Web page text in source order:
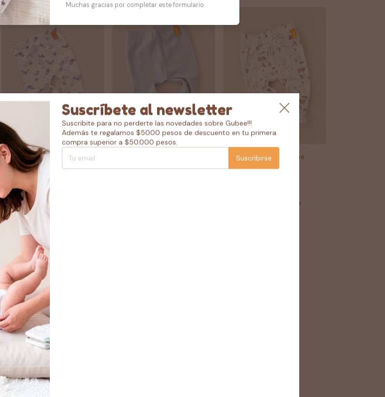
ranita medio osito bebé
algodón pima fondo marino
$9.58 USD
$8.62 USD con
PAGO
TRANSFERENCIA 10% OFF
Comprar
Ranita medio osito bebé
algodón pima mapa
TRANSFERENCIA 10% OFF
Muchas gracias por completar este formulario.
Suscríbete al newsletter
Suscribite para no perderte las novedades sobre Gubee!!!
Además te regalamos $5000 pesos de descuento en tu primera
compra superior a $50.000 pesos.
Suscribirse